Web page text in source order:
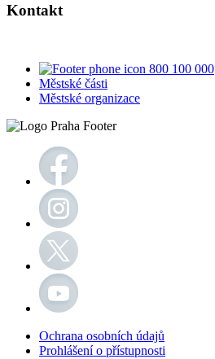
Kontakt
800 100 000
Městské části
Městské organizace
Ochrana osobních údajů
Prohlášení o přístupnosti